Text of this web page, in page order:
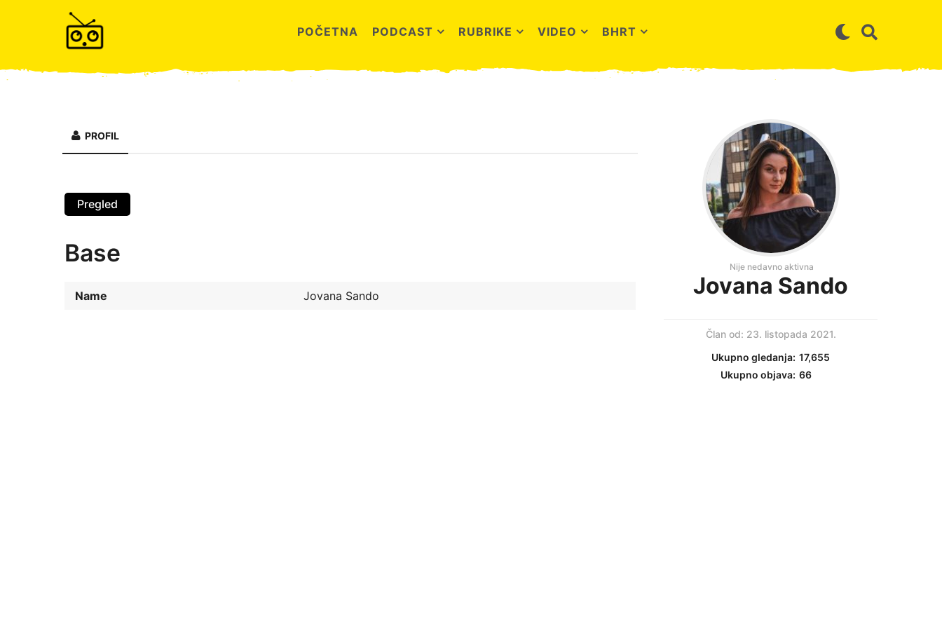
POČETNA PODCAST RUBRIKE VIDEO BHRT
Nije nedavno aktivna
Jovana Sando
Član od: 23. listopada 2021.
Ukupno gledanja: 17,655
Ukupno objava: 66
PROFIL
Pregled
Base
Name Jovana Sando